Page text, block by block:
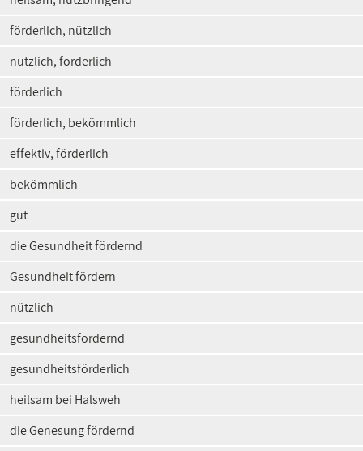
förderlich, nützlich
nützlich, förderlich
förderlich
förderlich, bekömmlich
effektiv, förderlich
bekömmlich
gut
die Gesundheit fördernd
Gesundheit fördern
nützlich
gesundheitsfördernd
gesundheitsförderlich
heilsam bei Halsweh
die Genesung fördernd